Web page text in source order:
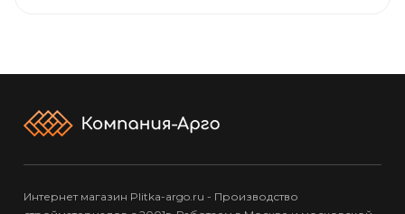
Интернет магазин Plitka-argo.ru - Производство